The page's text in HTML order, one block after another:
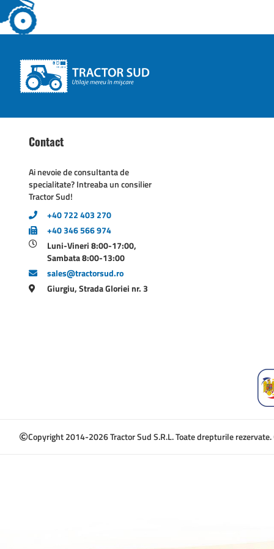
Contact
Ai nevoie de consultanta de
specialitate? Intreaba un consilier
Tractor Sud!
+40 722 403 270
+40 346 566 974
Luni-Vineri 8:00-17:00,
Sambata 8:00-13:00
sales@tractorsud.ro
Giurgiu, Strada Gloriei nr. 3
Copyright 2014-2026 Tractor Sud S.R.L. Toate drepturile